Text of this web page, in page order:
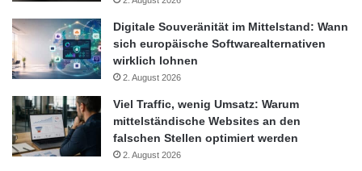
den USA, Südafrika sowie Indien und China diskutieren aktuelle
Aspekte des Themas in einem globalen Kontext. Der Kongress
findet am 23. und 24. September im denkmalgeschützten
Marshall-Haus auf dem Berliner Messegelände statt und wird
simultan in Deutsch, Englisch und Französisch übersetzt.
Quelle: ots
Digitale Souveränität im Mittelstand: Wann
sich europäische Softwarealternativen
wirklich lohnen
2. August 2026
Viel Traffic, wenig Umsatz: Warum
mittelständische Websites an den
falschen Stellen optimiert werden
2. August 2026